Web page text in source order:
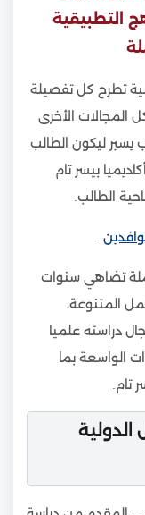
التطبيقية
تطرح كل تفصيلة
المجالات الأخرى
يسير ليكون الطالب
بيسر تام
الطالب.
تضاهي سنوات
المتنوعة،
دراسته علميا
الواسعة بما
تام.
الدولية